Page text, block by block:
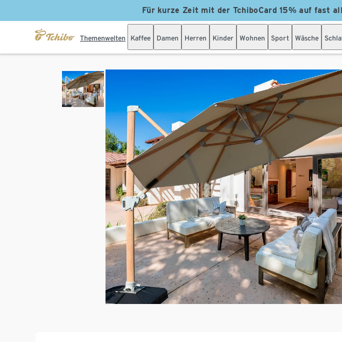
Für kurze Zeit mit der TchiboCard 15% auf fast
Themenwelten Kaffee Damen Herren Kinder Wohnen Sport Wäsche